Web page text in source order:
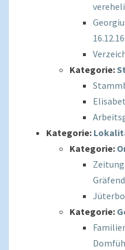
Kategorie:
Kategorie:
Kategorie:
Kategorie: